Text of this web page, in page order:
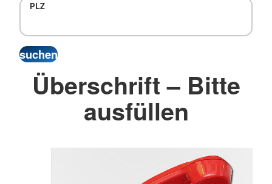
PLZ
Überschrift – Bitte
ausfüllen